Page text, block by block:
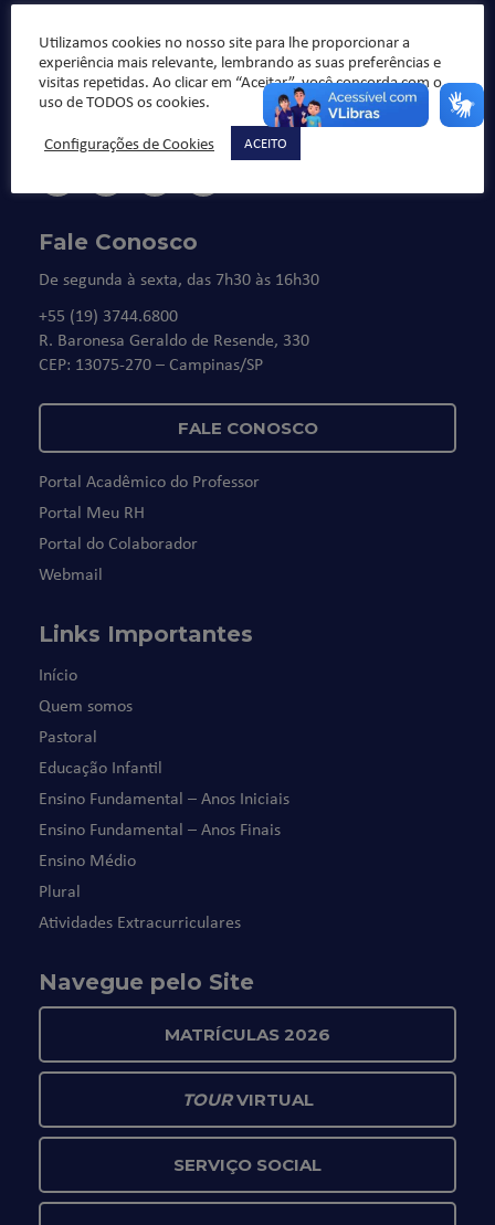
Fale Conosco
De segunda à sexta, das 7h30 às 16h30
+55 (19) 3744.6800
R. Baronesa Geraldo de Resende, 330
CEP: 13075-270 – Campinas/SP
FALE CONOSCO
Portal Acadêmico do Professor
Portal Meu RH
Portal do Colaborador
Webmail
Links Importantes
Início
Quem somos
Pastoral
Educação Infantil
Ensino Fundamental – Anos Iniciais
Ensino Fundamental – Anos Finais
Ensino Médio
Plural
Atividades Extracurriculares
Navegue pelo Site
MATRÍCULAS 2026
TOURVIRTUAL
SERVIÇO SOCIAL
Utilizamos cookies no nosso site para lhe proporcionar a
experiência mais relevante, lembrando as suas preferências e
visitas repetidas. Ao clicar em “Aceitar”, você concorda com o
uso de TODOS os cookies.
Configurações de Cookies
ACEITO